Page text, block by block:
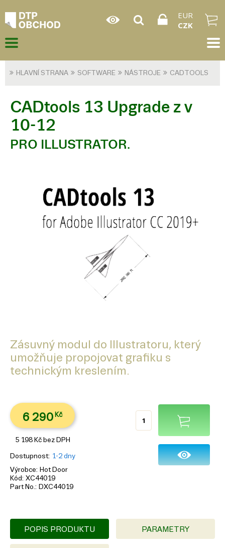
EUR
CZK
HLAVNÍ STRANA SOFTWARE NÁSTROJE CADTOOLS
CADtools 13 Upgrade z v
10-12
PRO ILLUSTRATOR.
Zásuvný modul do Illustratoru, který
umožňuje propojovat grafiku s
technickým kreslením.
6 290 Kč
5 198 Kč bez DPH
Dostupnost 1-2 dny
Výrobce
Hot Door
Kód XC44019
Part No.
DXC44019
POPIS PRODUKTU PARAMETRY